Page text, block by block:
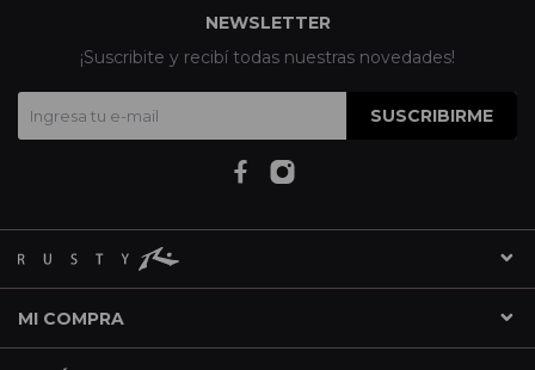
MI COMPRA
NEWSLETTER
¡Suscribite y recibí todas nuestras novedades!
SUSCRIBIRME